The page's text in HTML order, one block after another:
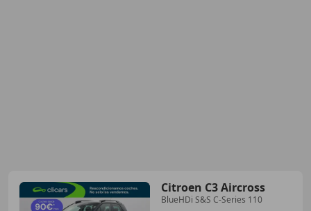
Citroen C3 Aircross
BlueHDi S&S C-Series 110